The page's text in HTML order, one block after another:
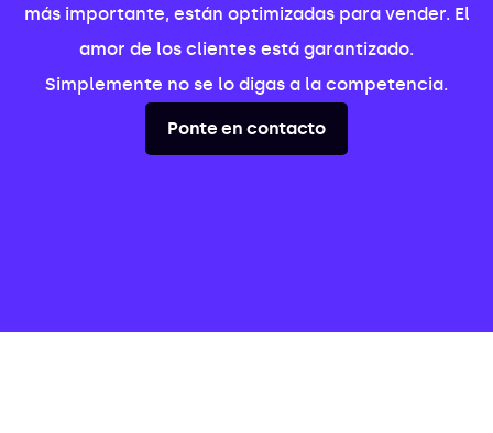
más importante, están optimizadas para vender. El
amor de los clientes está garantizado.
Simplemente no se lo digas a la competencia.
Ponte en contacto